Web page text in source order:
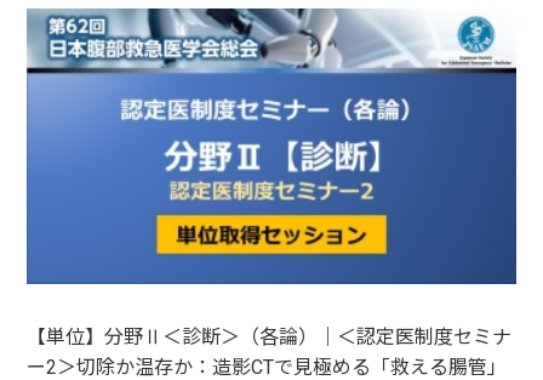
【単位】分野Ⅱ＜診断＞（各論）｜＜認定医制度セミナ
ー2＞切除か温存か：造影CTで見極める「救える腸管」